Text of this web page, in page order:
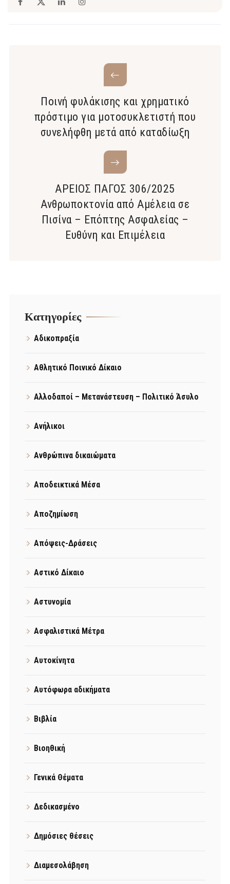
Ποινή φυλάκισης και χρηματικό
πρόστιμo για μοτοσυκλετιστή που
συνελήφθη μετά από καταδίωξη
ΑΡΕΙΟΣ ΠΑΓΟΣ 306/2025
Ανθρωποκτονία από Αμέλεια σε
Πισίνα – Επόπτης Ασφαλείας –
Ευθύνη και Επιμέλεια
Kατηγορίες
Αδικοπραξία
Αθλητικό Ποινικό Δίκαιο
Αλλοδαποί – Μετανάστευση – Πολιτικό Άσυλο
Ανήλικοι
Ανθρώπινα δικαιώματα
Αποδεικτικά Μέσα
Αποζημίωση
Απόψεις-Δράσεις
Αστικό Δίκαιο
Αστυνομία
Ασφαλιστικά Μέτρα
Αυτοκίνητα
Αυτόφωρα αδικήματα
Βιβλία
Βιοηθική
Γενικά Θέματα
Δεδικασμένο
Δημόσιες θέσεις
Διαμεσολάβηση